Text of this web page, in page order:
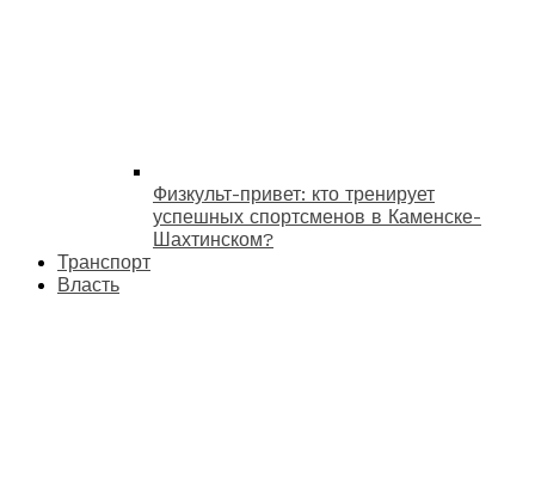
Физкульт-привет: кто тренирует
успешных спортсменов в Каменске-
Шахтинском?
Транспорт
Власть